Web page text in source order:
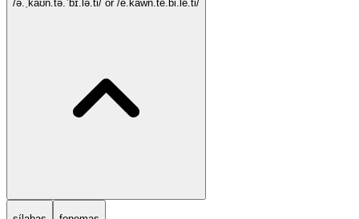
/ə.ˌkaʊn.tə.ˈbɪ.lə.ti/ or /ē.kawn.tē.bi.lē.ti/